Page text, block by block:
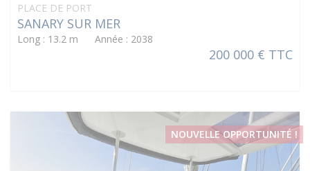
PLACE DE PORT
SANARY SUR MER
Long : 13.2 m Année : 2038
200 000 € TTC
NOUVELLE OPPORTUNITÉ !